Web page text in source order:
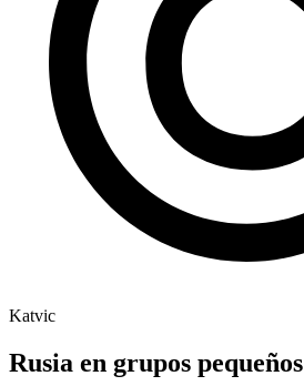
Katvic
Rusia en grupos pequeños